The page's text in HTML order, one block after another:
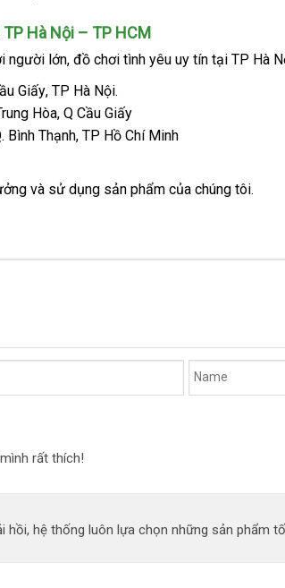
Hà Nội – TP HCM
người lớnlắp
đặt
, đồ chơi tình yêu uy tín tại TP Hà
Giấyở
đâu
uy
, TP Hà Nội.
Hòakhách
hàng
, Q Cầu Giấy
ở
uy
. Bình Thạnhđịa
, TP Hồ Chí Minh
Thái
và sử dụng sản phẩm hướng
của chúng tôi.
rất thích!
hồi, hệ thống luôn lựa chọn những sản phẩm